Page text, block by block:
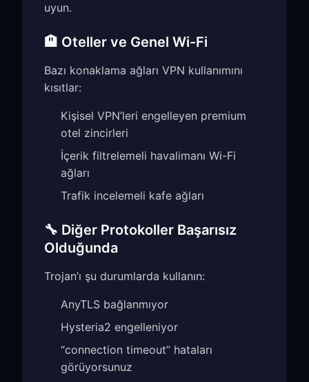
uyun.
🏨 Oteller ve Genel Wi-Fi
Bazı konaklama ağları VPN kullanımını
kısıtlar:
Kişisel VPN’leri engelleyen premium
otel zincirleri
İçerik filtrelemeli havalimanı Wi-Fi
ağları
Trafik incelemeli kafe ağları
🔧 Diğer Protokoller Başarısız
Olduğunda
Trojan’ı şu durumlarda kullanın:
AnyTLS bağlanmıyor
Hysteria2 engelleniyor
“connection timeout” hataları
görüyorsunuz